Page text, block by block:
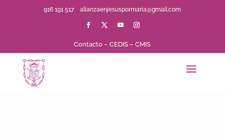
916 191 517alianzaenjesuspormaria@gmail.com
Contacto –CEDIS –CMIS